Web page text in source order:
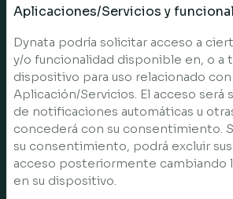
Aplicaciones/Servicios y
Dynata podría solicitar acceso a
y/o funcionalidad disponible en, o a
dispositivo para uso relacionado con
Aplicación/Servicios. El acceso será
de notificaciones automáticas u
concederá con su consentimiento.
su consentimiento, podrá excluir
acceso posteriormente cambiando
en su dispositivo.